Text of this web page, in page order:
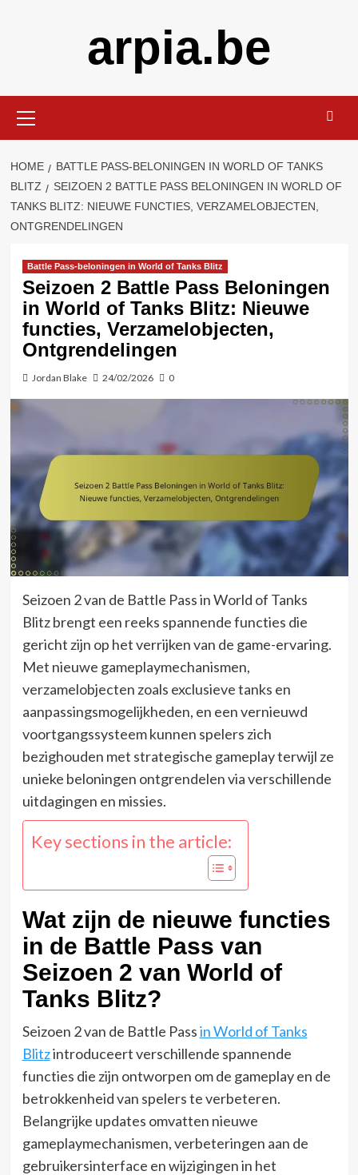
arpia.be
Menu
HOME
BATTLE PASS-BELONINGEN IN WORLD OF TANKS
BLITZ
SEIZOEN 2 BATTLE PASS BELONINGEN IN WORLD OF
TANKS BLITZ: NIEUWE FUNCTIES, VERZAMELOBJECTEN,
ONTGRENDELINGEN
Battle Pass-beloningen in World of Tanks Blitz
Seizoen 2 Battle Pass Beloningen
in World of Tanks Blitz: Nieuwe
functies, Verzamelobjecten,
Ontgrendelingen
Jordan Blake 24/02/2026 0
Seizoen 2 van de Battle Pass in World of Tanks
Blitz brengt een reeks spannende functies die
gericht zijn op het verrijken van de game-ervaring.
Met nieuwe gameplaymechanismen,
verzamelobjecten zoals exclusieve tanks en
aanpassingsmogelijkheden, en een vernieuwd
voortgangssysteem kunnen spelers zich
bezighouden met strategische gameplay terwijl ze
unieke beloningen ontgrendelen via verschillende
uitdagingen en missies.
Key sections in the article:
Wat zijn de nieuwe functies
in de Battle Pass van
Seizoen 2 van World of
Tanks Blitz?
Seizoen 2 van de Battle Passin World of Tanks
Blitzintroduceert verschillende spannende
functies die zijn ontworpen om de gameplay en de
betrokkenheid van spelers te verbeteren.
Belangrijke updates omvatten nieuwe
gameplaymechanismen, verbeteringen aan de
gebruikersinterface en wijzigingen in het